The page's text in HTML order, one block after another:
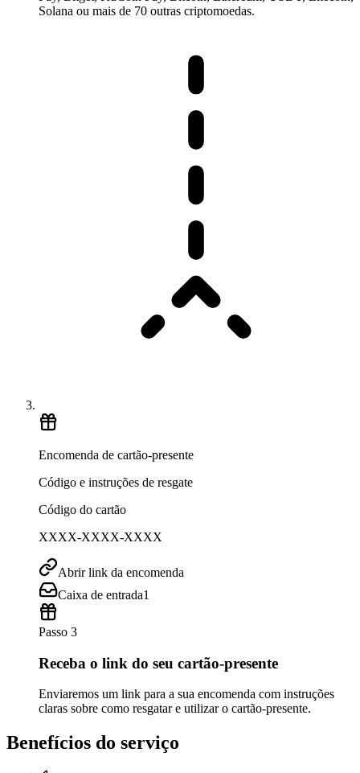
Solana ou mais de 70 outras criptomoedas.
Encomenda de cartão-presente
Código e instruções de resgate
Código do cartão
XXXX-XXXX-XXXX
Abrir link da encomenda
Caixa de entrada1
Passo 3
Receba o link do seu cartão-presente
Enviaremos um link para a sua encomenda com instruções
claras sobre como resgatar e utilizar o cartão-presente.
Benefícios do serviço